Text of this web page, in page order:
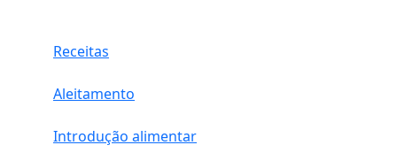
Receitas
Aleitamento
Introdução alimentar